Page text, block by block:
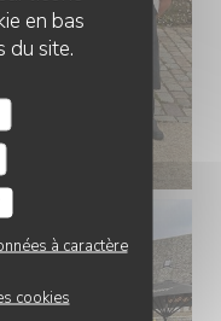
en bas
du site.
à caractère
cookies